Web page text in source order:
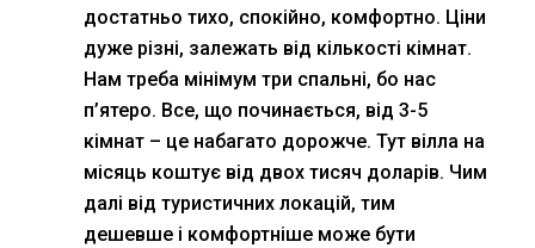
достатньо тихо, спокійно, комфортно. Ціни
дуже різні, залежать від кількості кімнат.
Нам треба мінімум три спальні, бо нас
п’ятеро. Все, що починається, від 3-5
кімнат – це набагато дорожче. Тут вілла на
місяць коштує від двох тисяч доларів. Чим
далі від туристичних локацій, тим
дешевше і комфортніше може бути